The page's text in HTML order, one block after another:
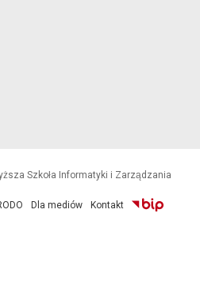
Szkoła Informatyki i Zarządzania
Dla mediów Kontakt